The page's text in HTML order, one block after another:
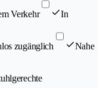
Verkehr In
zugänglich Nahe